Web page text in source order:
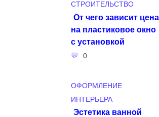
СТРОИТЕЛЬСТВО
От чего зависит цена
на пластиковое окно
с установкой
0
ОФОРМЛЕНИЕ
ИНТЕРЬЕРА
Эстетика ванной